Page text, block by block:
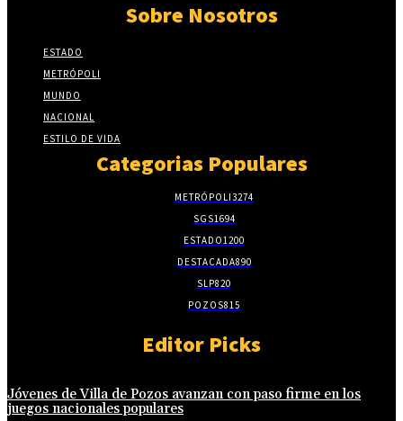
Sobre Nosotros
ESTADO
METRÓPOLI
MUNDO
NACIONAL
ESTILO DE VIDA
Categorias Populares
METRÓPOLI3274
SGS1694
ESTADO1200
DESTACADA890
SLP820
POZOS815
Editor Picks
Jóvenes de Villa de Pozos avanzan con paso firme en los
juegos nacionales populares